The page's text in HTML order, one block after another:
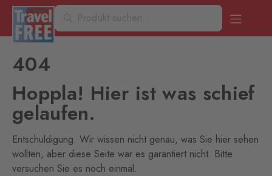
404
Hoppla! Hier ist was schief
gelaufen.
Entschuldigung. Wir wissen nicht genau, was Sie hier sehen
wollten, aber diese Seite war es garantiert nicht. Bitte
versuchen Sie es noch einmal.